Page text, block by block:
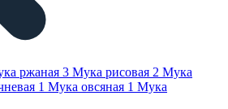
ржаная 3 Мука рисовая 2 Мука
1 Мука овсяная 1 Мука